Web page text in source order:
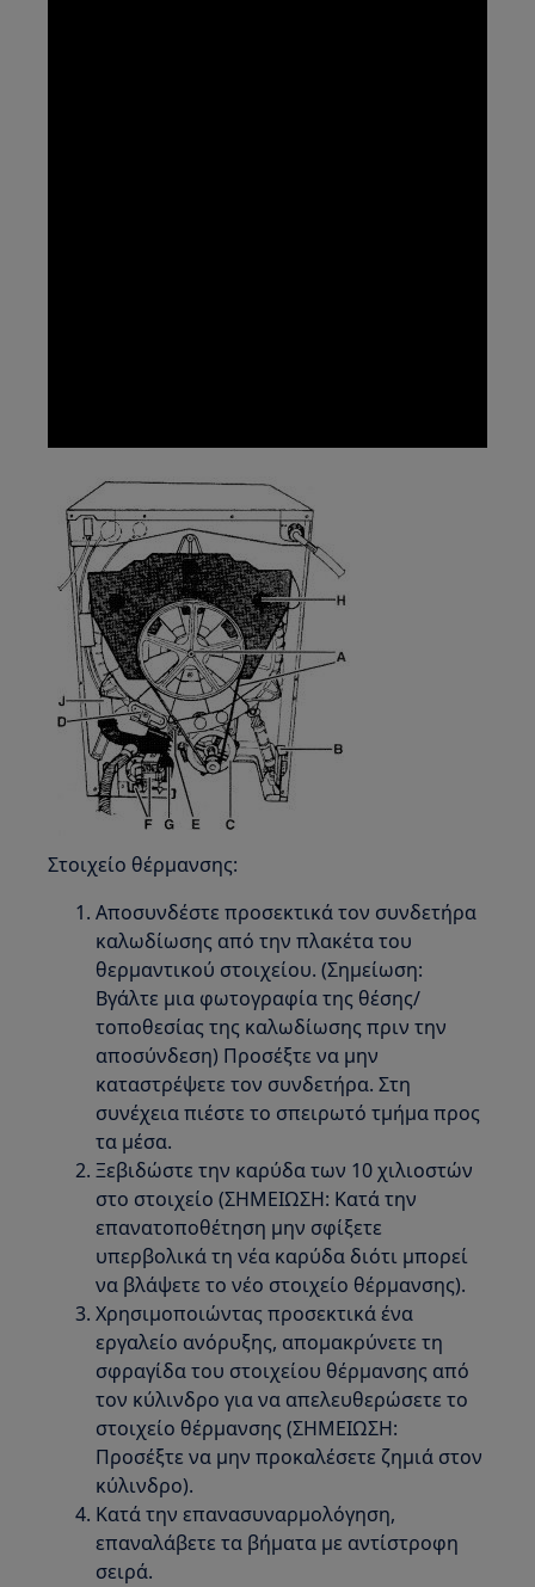
Στοιχείο θέρμανσης:
Αποσυνδέστε προσεκτικά τον συνδετήρα
καλωδίωσης από την πλακέτα του
θερμαντικού στοιχείου. (Σημείωση:
Βγάλτε μια φωτογραφία της θέσης/
τοποθεσίας της καλωδίωσης πριν την
αποσύνδεση) Προσέξτε να μην
καταστρέψετε τον συνδετήρα. Στη
συνέχεια πιέστε το σπειρωτό τμήμα προς
τα μέσα.
Ξεβιδώστε την καρύδα των 10 χιλιοστών
στο στοιχείο (ΣΗΜΕΙΩΣΗ: Κατά την
επανατοποθέτηση μην σφίξετε
υπερβολικά τη νέα καρύδα διότι μπορεί
να βλάψετε το νέο στοιχείο θέρμανσης).
Χρησιμοποιώντας προσεκτικά ένα
εργαλείο ανόρυξης, απομακρύνετε τη
σφραγίδα του στοιχείου θέρμανσης από
τον κύλινδρο για να απελευθερώσετε το
στοιχείο θέρμανσης (ΣΗΜΕΙΩΣΗ:
Προσέξτε να μην προκαλέσετε ζημιά στον
κύλινδρο).
Κατά την επανασυναρμολόγηση,
επαναλάβετε τα βήματα με αντίστροφη
σειρά.